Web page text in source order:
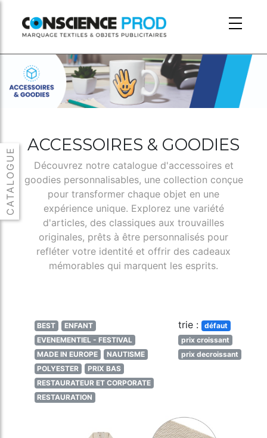
ACCESSOIRES & GOODIES
Découvrez notre catalogue d'accessoires et
goodies personnalisables, une collection conçue
pour transformer chaque objet en une
expérience unique. Explorez une variété
d'articles, des classiques aux trouvailles
originales, prêts à être personnalisés pour
refléter votre identité et offrir des cadeaux
mémorables qui marquent les esprits.
BEST
ENFANT
EVENEMENTIEL - FESTIVAL
MADE IN EUROPE
NAUTISME
POLYESTER
PRIX BAS
RESTAURATEUR ET CORPORATE
RESTAURATION
trie : défaut
prix croissant
prix decroissant